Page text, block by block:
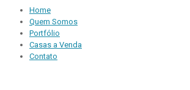
Home
Quem Somos
Portfólio
Casas a Venda
Contato